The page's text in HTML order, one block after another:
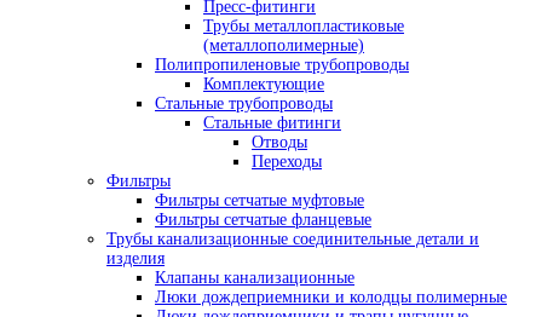
Пресс-фитинги
Трубы металлопластиковые
(металлополимерные)
Полипропиленовые трубопроводы
Комплектующие
Стальные трубопроводы
Стальные фитинги
Отводы
Переходы
Фильтры
Фильтры сетчатые муфтовые
Фильтры сетчатые фланцевые
Трубы канализационные соединительные детали и
изделия
Клапаны канализационные
Люки дождеприемники и колодцы полимерные